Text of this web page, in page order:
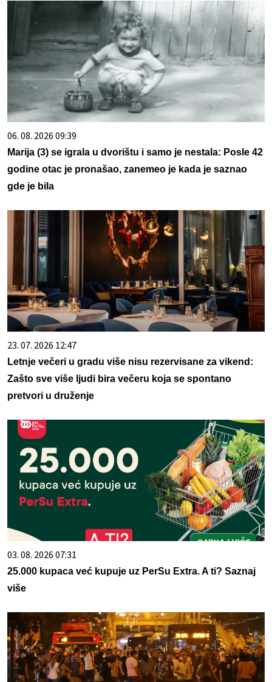
06. 08. 2026 09:39
Marija (3) se igrala u dvorištu i samo je nestala: Posle 42
godine otac je pronašao, zanemeo je kada je saznao
gde je bila
23. 07. 2026 12:47
Letnje večeri u gradu više nisu rezervisane za vikend:
Zašto sve više ljudi bira večeru koja se spontano
pretvori u druženje
03. 08. 2026 07:31
25.000 kupaca već kupuje uz PerSu Extra. A ti? Saznaj
više